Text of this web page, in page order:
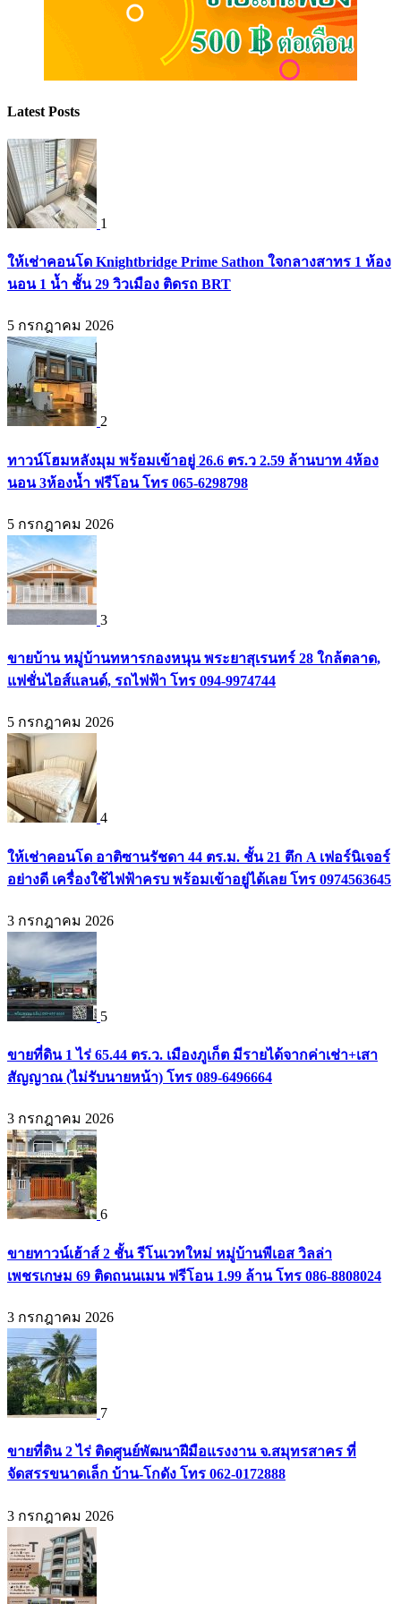
Latest Posts
1
ให้เช่าคอนโด Knightbridge Prime Sathon ใจกลางสาทร 1 ห้อง
นอน 1 น้ำ ชั้น 29 วิวเมือง ติดรถ BRT
5 กรกฎาคม 2026
2
ทาวน์โฮมหลังมุม พร้อมเข้าอยู่ 26.6 ตร.ว 2.59 ล้านบาท 4ห้อง
นอน 3ห้องน้ำ ฟรีโอน โทร 065-6298798
5 กรกฎาคม 2026
3
ขายบ้าน หมู่บ้านทหารกองหนุน พระยาสุเรนทร์ 28 ใกล้ตลาด,
แฟชั่นไอส์แลนด์, รถไฟฟ้า โทร 094-9974744
5 กรกฎาคม 2026
4
ให้เช่าคอนโด อาติซานรัชดา 44 ตร.ม. ชั้น 21 ตึก A เฟอร์นิเจอร์
อย่างดี เครื่องใช้ไฟฟ้าครบ พร้อมเข้าอยู่ได้เลย โทร 0974563645
3 กรกฎาคม 2026
5
ขายที่ดิน 1 ไร่ 65.44 ตร.ว. เมืองภูเก็ต มีรายได้จากค่าเช่า+เสา
สัญญาณ (ไม่รับนายหน้า) โทร 089-6496664
3 กรกฎาคม 2026
6
ขายทาวน์เฮ้าส์ 2 ชั้น รีโนเวทใหม่ หมู่บ้านพีเอส วิลล่า
เพชรเกษม 69 ติดถนนเมน ฟรีโอน 1.99 ล้าน โทร 086-8808024
3 กรกฎาคม 2026
7
ขายที่ดิน 2 ไร่ ติดศูนย์พัฒนาฝีมือแรงงาน จ.สมุทรสาคร ที่
จัดสรรขนาดเล็ก บ้าน-โกดัง โทร 062-0172888
3 กรกฎาคม 2026